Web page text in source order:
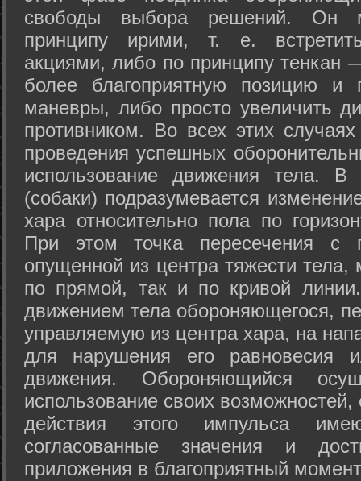
свободы выбора решений. Он
принципу ирими, т. е.
акциями, либо по принципу тенкан
более благоприятную позицию и
маневры, либо просто увеличить
противником. Во всех этих
проведения успешных
использование движения тела.
(собаки) подразумевается
хара относительно пола по
При этом точка пересечения с
опущенной из центра тяжести
по прямой, так и по кривой
движением тела обороняющегося,
управляемую из центра хара, на
для нарушения его равновесия
движения. Обороняющийся
использование своих
действия этого импульса
согласованные значения и
приложения в благоприятный